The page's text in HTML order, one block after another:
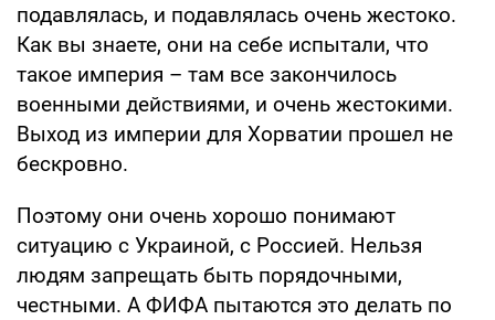
подавлялась, и подавлялась очень жестоко.
Как вы знаете, они на себе испытали, что
такое империя – там все закончилось
военными действиями, и очень жестокими.
Выход из империи для Хорватии прошел не
бескровно.
Поэтому они очень хорошо понимают
ситуацию с Украиной, с Россией. Нельзя
людям запрещать быть порядочными,
честными. А ФИФА пытаются это делать по